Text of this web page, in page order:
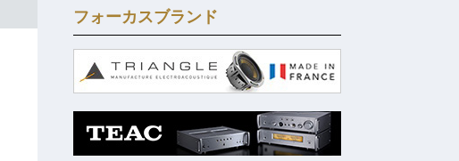
フォーカスブランド